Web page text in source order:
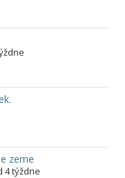
zeme
4 týždne